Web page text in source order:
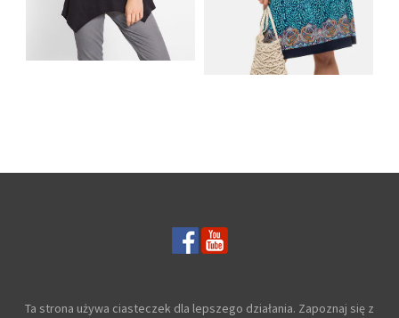
Ta strona używa ciasteczek dla lepszego działania. Zapoznaj się z